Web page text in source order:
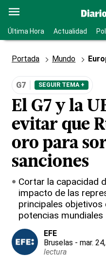
Última Hora Actualidad
Portada Mundo
G7 SEGUIR TEMA +
El G7 y la
evitar que
oro para
sanciones
Cortar la capacidad
impacto de las
principales objetivos
potencias mundiales
EFE
Bruselas - mar.
lectura